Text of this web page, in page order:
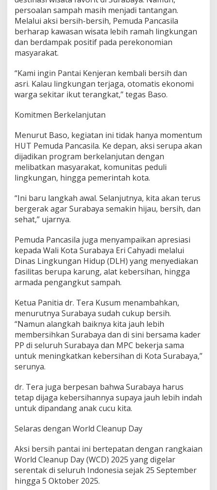
persoalan sampah masih menjadi tantangan.
Melalui aksi bersih-bersih, Pemuda Pancasila
berharap kawasan wisata lebih ramah lingkungan
dan berdampak positif pada perekonomian
masyarakat.
“Kami ingin Pantai Kenjeran kembali bersih dan
asri. Kalau lingkungan terjaga, otomatis ekonomi
warga sekitar ikut terangkat,” tegas Baso.
Komitmen Berkelanjutan
Menurut Baso, kegiatan ini tidak hanya momentum
HUT Pemuda Pancasila. Ke depan, aksi serupa akan
dijadikan program berkelanjutan dengan
melibatkan masyarakat, komunitas peduli
lingkungan, hingga pemerintah kota.
“Ini baru langkah awal. Selanjutnya, kita akan terus
bergerak agar Surabaya semakin hijau, bersih, dan
sehat,” ujarnya.
Pemuda Pancasila juga menyampaikan apresiasi
kepada Wali Kota Surabaya Eri Cahyadi melalui
Dinas Lingkungan Hidup (DLH) yang menyediakan
fasilitas berupa karung, alat kebersihan, hingga
armada pengangkut sampah.
Ketua Panitia dr. Tera Kusum menambahkan,
menurutnya Surabaya sudah cukup bersih.
“Namun alangkah baiknya kita jauh lebih
membersihkan Surabaya dan di sini bersama kader
PP di seluruh Surabaya dan MPC bekerja sama
untuk meningkatkan kebersihan di Kota Surabaya,”
serunya.
dr. Tera juga berpesan bahwa Surabaya harus
tetap dijaga kebersihannya supaya jauh lebih indah
untuk dipandang anak cucu kita.
Selaras dengan World Cleanup Day
Aksi bersih pantai ini bertepatan dengan rangkaian
World Cleanup Day (WCD) 2025 yang digelar
serentak di seluruh Indonesia sejak 25 September
hingga 5 Oktober 2025.